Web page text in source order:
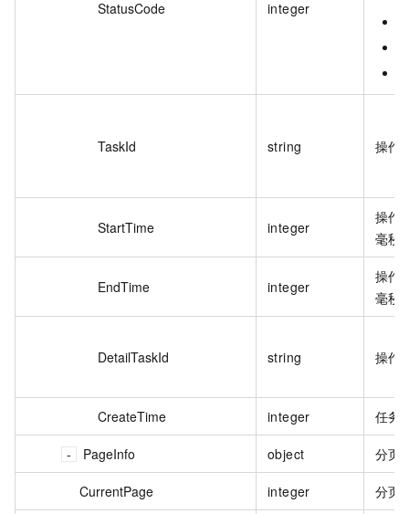
StatusCode integer
TaskId string 操作
StartTime integer
操作
毫秒
EndTime integer
操作
毫秒
DetailTaskId string 操作
CreateTime integer 任务
PageInfo object 分页
CurrentPage integer 分页